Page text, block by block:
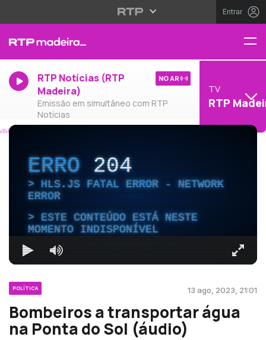
Entrar
RTP Notícias (RTP
Madeira)
Emissão em simultâneo com RTP
Notícias
NO AR
TV
RTP
ERRO204
HLS.JS FATAL ERROR - NETWORK
ERROR
ESTE CONTEÚDO ESTÁ NESTE
MOMENTO INDISPONÍVEL
POLÍTICA 13 ago, 2023, 21:01
Bombeiros a transportar água
na Ponta do Sol (áudio)